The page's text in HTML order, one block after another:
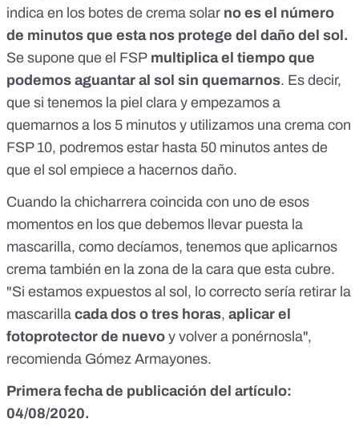
indica en los botes de crema solar no es el número
de minutos que esta nos protege del daño del sol .
Se supone que el FSP multiplica el tiempo que
podemos aguantar al sol sin quemarnos. Es decir,
que si tenemos la piel clara y empezamos a
quemarnos a los 5 minutos y utilizamos una crema con
FSP 10, podremos estar hasta 50 minutos antes de
que el sol empiece a hacernos daño.
Cuando la chicharrera coincida con uno de esos
momentos en los que debemos llevar puesta la
mascarilla, como decíamos, tenemos que aplicarnos
crema también en la zona de la cara que esta cubre.
"Si estamos expuestos al sol, lo correcto sería retirar la
mascarilla cada dos o tres horas, aplicar el
fotoprotector de nuevo y volver a ponérnosla",
recomienda Gómez Armayones.
Primera fecha de publicación del artículo:
04/08/2020.